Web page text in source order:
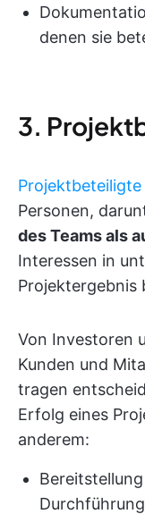
denen sie
3.
Projektbeteiligte
Personen,
des Teams als
Interessen in
Projektergebnis
Von Investoren
Kunden und
tragen
Erfolg eines
anderem: